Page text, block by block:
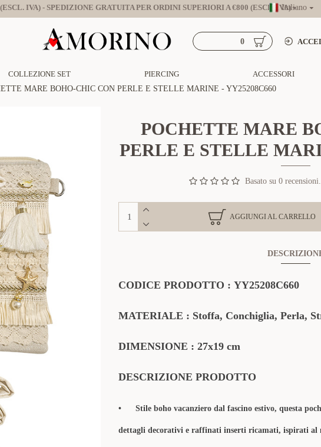
IVA) - SPEDIZIONE GRATUITA PER ORDINI SUPERIORI A €800 (ESCL. IVA)Italiano
0
COLLEZIONE SET PIERCING ACCESSORI
MARE BOHO-CHIC CON PERLE E STELLE MARINE - YY25208C660
POCHETTE MARE
PERLE E STELLE
Basato su 0 recensioni.
AGGIUNGI AL CARRELLO
CODICE PRODOTTO : YY25208C660
MATERIALE : Stoffa, Conchiglia, Perla,
DIMENSIONE : 27x19 cm
DESCRIZIONE PRODOTTO
• Stile boho vacanziero dal fascino estivo, questa
dettagli decorativi e raffinati inserti ricamati, ispirati al